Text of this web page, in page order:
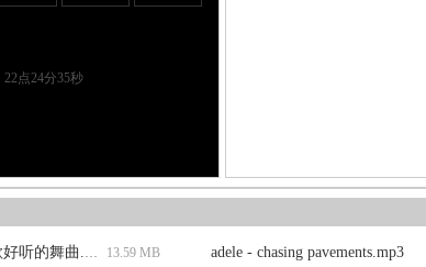
22点24分35秒
羞答答的玫瑰唱情歌好听的舞曲.mp3 13.59 MB adele - chasing pavements.mp3